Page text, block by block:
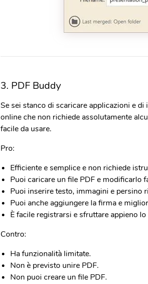
3. PDF Buddy
Se sei stanco di scaricare applicazioni e
online che non richiede assolutamente
facile da usare.
Pro:
Efficiente e semplice e non richiede
Puoi caricare un file PDF e modificarlo
Puoi inserire testo, immagini e persino
Puoi anche aggiungere la firma e
È facile registrarsi e sfruttare appieno
Contro:
Ha funzionalità limitate.
Non è previsto unire PDF.
Non puoi creare un file PDF.